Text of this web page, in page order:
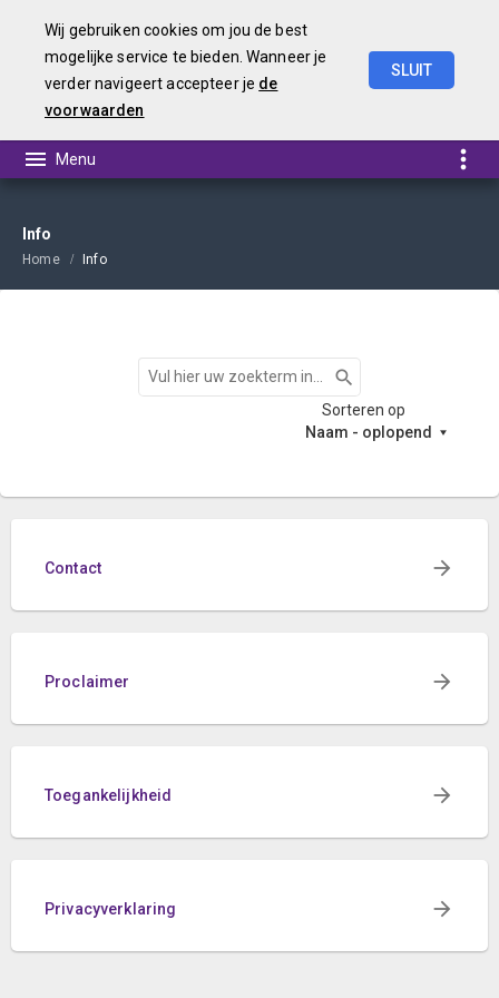
Wij gebruiken cookies om jou de best
mogelijke service te bieden. Wanneer je
verder navigeert accepteer je de
voorwaarden
SLUIT
Info
Home Info
Zoeken
Sorteren op
Naam - oplopend
Contact
Proclaimer
Toegankelijkheid
Privacyverklaring